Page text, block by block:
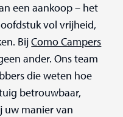
een aankoop – het
vol vrijheid,
BijComo Campers
ander. Ons team
die weten hoe
betrouwbaar,
uw manier van